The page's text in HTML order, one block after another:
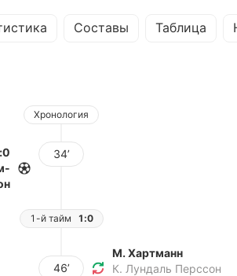
Составы Таблица
Хронология
:0
34’
1-й тайм 1:0
46’
М. Хартманн
К. Лундаль Перссон